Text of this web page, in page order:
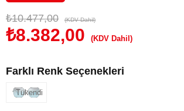
₺10.477,00 (KDV Dahil)
₺8.382,00 (KDV Dahil)
Farklı Renk Seçenekleri
Tükendi